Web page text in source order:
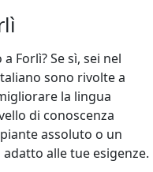
Forlì? Se sì, sei nel
sono rivolte a
la lingua
di conoscenza
assoluto o un
alle tue esigenze.